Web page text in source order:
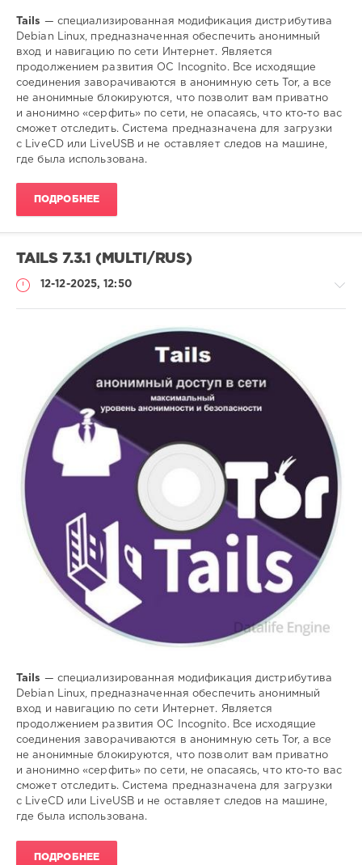
Tails — специализированная модификация дистрибутива
Debian Linux, предназначенная обеспечить анонимный
вход и навигацию по сети Интернет. Является
продолжением развития ОС Incognito. Все исходящие
соединения заворачиваются в анонимную сеть Tor, а все
не анонимные блокируются, что позволит вам приватно
и анонимно «серфить» по сети, не опасаясь, что кто-то вас
сможет отследить. Система предназначена для загрузки
с LiveCD или LiveUSB и не оставляет следов на машине,
где была использована.
ПОДРОБНЕЕ
TAILS 7.3.1 (MULTI/RUS)
12-12-2025, 12:50
Софт
SamDel
106
анонимная
навигация
сети,
Tails — специализированная модификация дистрибутива
Debian Linux, предназначенная обеспечить анонимный
вход и навигацию по сети Интернет. Является
продолжением развития ОС Incognito. Все исходящие
соединения заворачиваются в анонимную сеть Tor, а все
не анонимные блокируются, что позволит вам приватно
и анонимно «серфить» по сети, не опасаясь, что кто-то вас
сможет отследить. Система предназначена для загрузки
с LiveCD или LiveUSB и не оставляет следов на машине,
где была использована.
ПОДРОБНЕЕ